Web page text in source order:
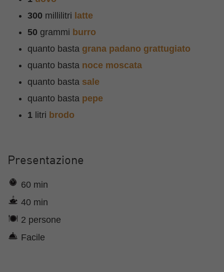
300 millilitri latte
50 grammi burro
quanto basta grana padano grattugiato
quanto basta noce moscata
quanto basta sale
quanto basta pepe
1 litri brodo
Presentazione
60 min
40 min
2 persone
Facile